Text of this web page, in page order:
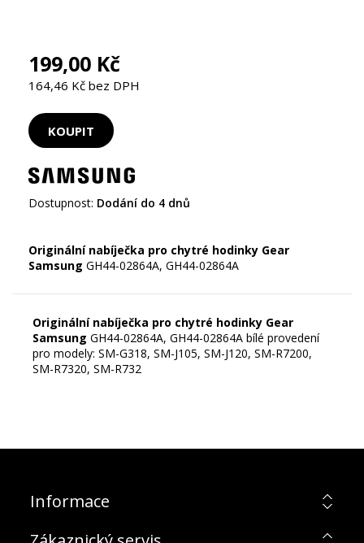
199,00 Kč
164,46 Kč bez DPH
Dostupnost: Dodání do 4 dnů
Originální nabíječka pro chytré hodinky Gear
Samsung
Originální nabíječka pro chytré hodinky Gear
Samsung GH44-02864A, GH44-02864A bílé provedení
pro modely: SM-G318, SM-J105, SM-J120, SM-R7200,
SM-R7320, SM-R732
Informace